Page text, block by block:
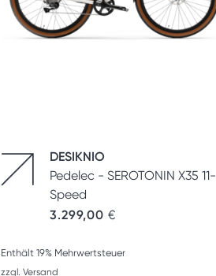
DESIKNIO
Pedelec - SEROTONIN X35 11-
Speed
3.299,00 €
Enthält 19% Mehrwertsteuer
zzgl. Versand